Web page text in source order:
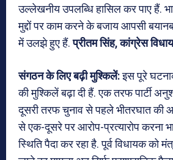
उल्लेखनीय उपलब्धि हासिल कर पाए हैं.
मुद्दों पर काम करने के बजाय आपसी
में उलझे हुए हैं.प्रीतम सिंह, कांग्रेस
संगठन के लिए बढ़ी मुश्किलें:इस पूरे
की मुश्किलें बढ़ा दी हैं. एक तरफ पार्टी
दूसरी तरफ चुनाव से पहले भीतरघात की
से एक-दूसरे पर आरोप-प्रत्यारोप करना
स्थिति पैदा कर रहा है. पूर्व विधायक को